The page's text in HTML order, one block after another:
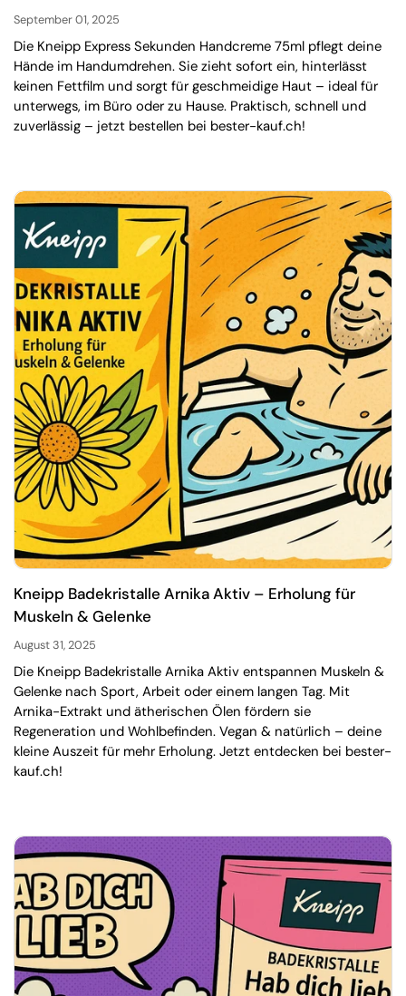
September 01, 2025
Die Kneipp Express Sekunden Handcreme 75ml pflegt deine
Hände im Handumdrehen. Sie zieht sofort ein, hinterlässt
keinen Fettfilm und sorgt für geschmeidige Haut – ideal für
unterwegs, im Büro oder zu Hause. Praktisch, schnell und
zuverlässig – jetzt bestellen bei bester-kauf.ch!
Kneipp Badekristalle Arnika Aktiv – Erholung für
Muskeln & Gelenke
August 31, 2025
Die Kneipp Badekristalle Arnika Aktiv entspannen Muskeln &
Gelenke nach Sport, Arbeit oder einem langen Tag. Mit
Arnika-Extrakt und ätherischen Ölen fördern sie
Regeneration und Wohlbefinden. Vegan & natürlich – deine
kleine Auszeit für mehr Erholung. Jetzt entdecken bei bester-
kauf.ch!